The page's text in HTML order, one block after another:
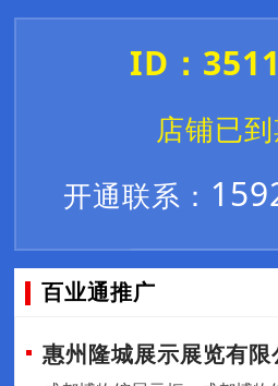
ID：
店铺已到
开通联系：
百业通推广
惠州隆城展示展览有